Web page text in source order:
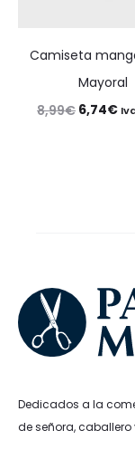
Camiseta
Mayoral
8,99€ El
6,74€El
Dedicados a la
de señora, caballero